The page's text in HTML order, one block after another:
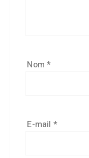
Nom*
E-mail *